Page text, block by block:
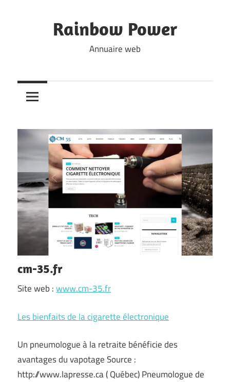
Rainbow Power
Annuaire web
cm-35.fr
Site web :www.cm-35.fr
Les bienfaits de la cigarette électronique
Un pneumologue à la retraite bénéficie des
avantages du vapotage Source :
http://www.lapresse.ca ( Québec) Pneumologue de